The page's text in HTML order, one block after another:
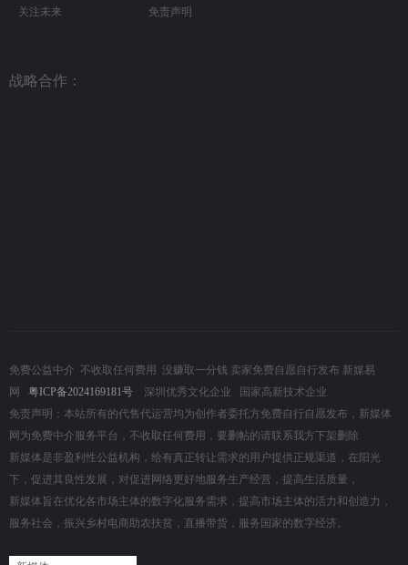
关注未来
免责声明
战略合作：
免费公益中介 不收取任何费用 没赚取一分钱 卖家免费自愿自行发布 新媒易
网 粤ICP备2024169181号
深圳优秀文化企业 国家高新技术企业
免责声明：本站所有的代售代运营均为创作者委托方免费自行自愿发布，新媒体
网为免费中介服务平台，不收取任何费用，要删帖的请联系我方下架删除
新媒体是非盈利性公益机构，给有真正转让需求的用户提供正规渠道，在阳光
下，促进其良性发展，对促进网络更好地服务生产经营，提高生活质量，
新媒体旨在优化各市场主体的数字化服务需求，提高市场主体的活力和创造力，
服务社会，振兴乡村电商助农扶贫，直播带货，服务国家的数字经济。